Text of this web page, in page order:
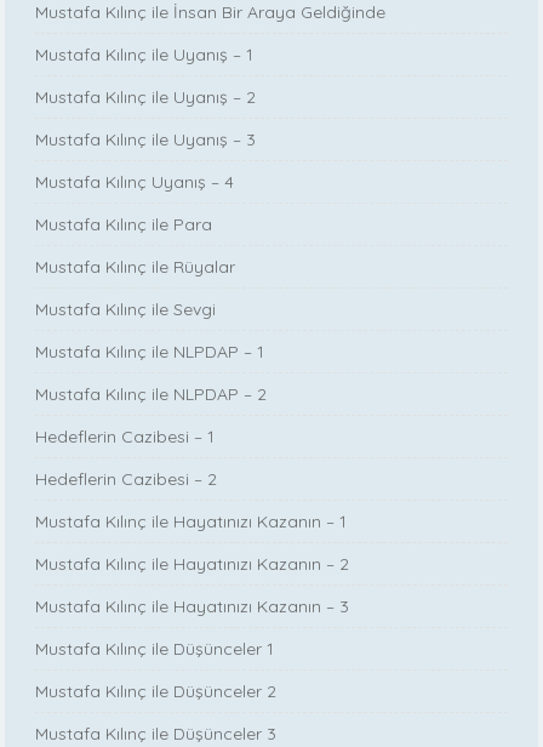
Mustafa Kılınç ile İnsan Bir Araya Geldiğinde
Mustafa Kılınç ile Uyanış – 1
Mustafa Kılınç ile Uyanış – 2
Mustafa Kılınç ile Uyanış – 3
Mustafa Kılınç Uyanış – 4
Mustafa Kılınç ile Para
Mustafa Kılınç ile Rüyalar
Mustafa Kılınç ile Sevgi
Mustafa Kılınç ile NLPDAP – 1
Mustafa Kılınç ile NLPDAP – 2
Hedeflerin Cazibesi – 1
Hedeflerin Cazibesi – 2
Mustafa Kılınç ile Hayatınızı Kazanın – 1
Mustafa Kılınç ile Hayatınızı Kazanın – 2
Mustafa Kılınç ile Hayatınızı Kazanın – 3
Mustafa Kılınç ile Düşünceler 1
Mustafa Kılınç ile Düşünceler 2
Mustafa Kılınç ile Düşünceler 3